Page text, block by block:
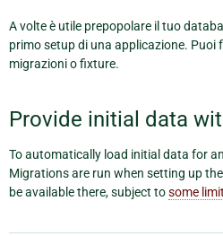
A volte è utile prepopolare il tuo
primo setup di una applicazione. Puoi
migrazioni o fixture.
Provide initial data
To automatically load initial data for
Migrations are run when setting up
be available there, subject tosome